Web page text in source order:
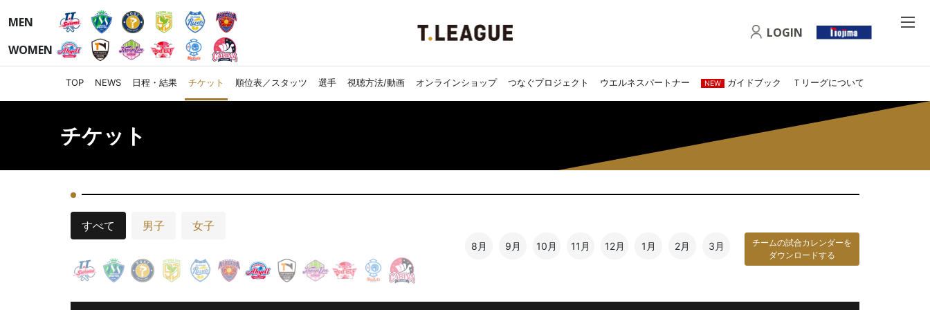
MEN
WOMEN
LOGIN
TOP NEWS 日程・結果 チケット 順位表／スタッツ 選手 視聴方法/動画 オンラインショップ つなぐプロジェクト ウエルネスパートナー NEW ガイドブック Ｔリーグについて
チケット
すべて 男子 女子
8月 9月 10月 11月 12月 1月 2月 3月
チームの試合カレンダーを
ダウンロードする